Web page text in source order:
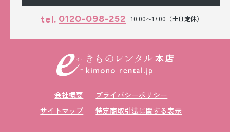
tel. 0120-098-252 10:00〜17:00（土日定休）
会社概要
プライバシーポリシー
サイトマップ
特定商取引法に関する表示